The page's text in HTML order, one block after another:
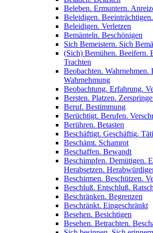
Beleben. Ermuntern.
Beleidigen.
Beleidigen. Verletzen
Bemänteln. Beschönigen
Sich Bemeistern. Sich
(Sich) Bemühen. Beeifern.
Trachten
Beobachten. Wahrnehmen.
Wahrnehmung
Beobachtung. Erfahrung.
Bersten. Platzen.
Beruf. Bestimmung
Berüchtigt. Berufen.
Berühren. Betasten
Beschäftigt. Geschäftig.
Beschämt. Schamrot
Beschaffen. Bewandt
Beschimpfen. Demütigen.
Herabsetzen.
Beschirmen. Beschützen.
Beschluß. Entschluß.
Beschränken. Begrenzen
Beschränkt. Eingeschränkt
Besehen. Besichtigen
Besehen. Betrachten.